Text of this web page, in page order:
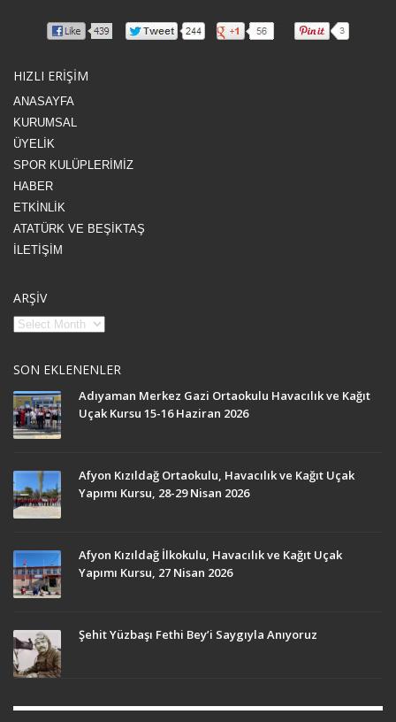
HIZLI ERİŞİM
ANASAYFA
KURUMSAL
ÜYELİK
SPOR KULÜPLERİMİZ
HABER
ETKİNLİK
ATATÜRK VE BEŞİKTAŞ
İLETİŞİM
ARŞİV
SON EKLENENLER
Adıyaman Merkez Gazi Ortaokulu Havacılık ve Kağıt
Uçak Kursu 15-16 Haziran 2026
Afyon Kızıldağ Ortaokulu, Havacılık ve Kağıt Uçak
Yapımı Kursu, 28-29 Nisan 2026
Afyon Kızıldağ İlkokulu, Havacılık ve Kağıt Uçak
Yapımı Kursu, 27 Nisan 2026
Şehit Yüzbaşı Fethi Bey’i Saygıyla Anıyoruz